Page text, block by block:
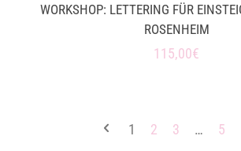
WORKSHOP: LETTERING FÜR
ROSENHEIM
Normaler
115,00€
1 2 3 … 5